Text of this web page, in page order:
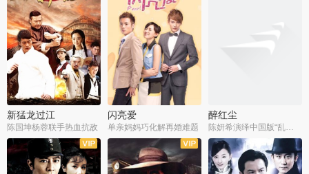
新猛龙过江
陈国坤杨蓉联手热血抗敌
闪亮爱
单亲妈妈巧化解再婚难题
醉红尘
陈妍希演绎中国版“乱世佳人”
全30集
全30集 全30集